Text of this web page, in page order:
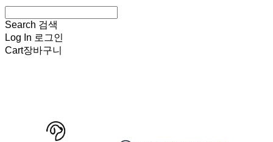
Search 검색
Log In 로그인
Cart장바구니